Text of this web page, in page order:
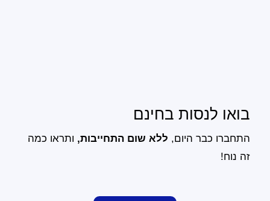
בואו לנסות בחינם
התחברו כבר היום, ללא שום התחייבות, ותראו כמה
זה נוח!